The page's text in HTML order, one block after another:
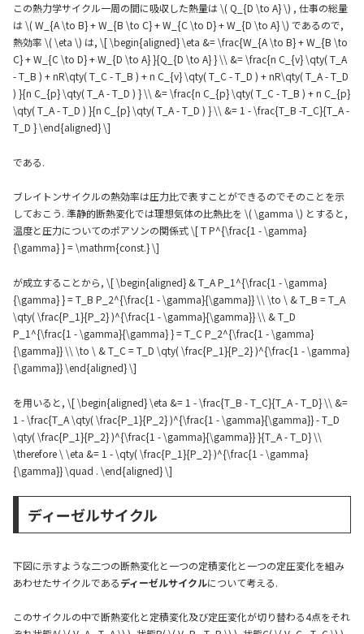
この熱力学サイクル一周の間に吸収した熱量は \( Q_{D \to A} \) , 仕事の総量
は \( W_{A \to B} + W_{B \to C} + W_{C \to D} + W_{D \to A} \) であるので,
熱効率 \( \eta \) は, \[ \begin{aligned} \eta &= \frac{W_{A \to B} + W_{B \to
C} + W_{C \to D} + W_{D \to A} }{Q_{D \to A} } \\ &= \frac{n C_{v} \qty( T_A
- T_B ) + nR\qty( T_C - T_B ) + n C_{v} \qty( T_C - T_D ) + nR\qty( T_A - T_D
) }{n C_{p} \qty( T_A - T_D ) } \\ &= \frac{n C_{p} \qty( T_C - T_B ) + n C_{p}
\qty( T_A - T_D ) }{n C_{p} \qty( T_A - T_D ) } \\ &= 1 - \frac{T_B -T_C}{T_A -
T_D } \end{aligned} \]
である.
ブレイトンサイクルの熱効率は圧力比で表すことができるのでそのことを示
しておこう. 準静的断熱変化では理想気体の比熱比を \( \gamma \) とすると,
温度と圧力についてのポアソンの関係式 \[ T P^{\frac{1 - \gamma}
{\gamma} } = \mathrm{const.} \]
が成立することから, \[ \begin{aligned} & T_A P_1^{\frac{1 - \gamma}
{\gamma} } = T_B P_2^{\frac{1 - \gamma}{\gamma}} \\ \to \ & T_B = T_A
\qty( \frac{P_1}{P_2} )^{\frac{1 - \gamma}{\gamma}} \\ & T_D
P_1^{\frac{1 - \gamma}{\gamma} } = T_C P_2^{\frac{1 - \gamma}
{\gamma}} \\ \to \ & T_C = T_D \qty( \frac{P_1}{P_2} )^{\frac{1 - \gamma}
{\gamma}} \end{aligned} \]
を用いると, \[ \begin{aligned} \eta &= 1 - \frac{T_B - T_C}{T_A - T_D} \\ &=
1 - \frac{T_A \qty( \frac{P_1}{P_2} )^{\frac{1 - \gamma}{\gamma}} - T_D
\qty( \frac{P_1}{P_2} )^{\frac{1 - \gamma}{\gamma}} }{T_A - T_D} \\
\therefore \ \eta &= 1 - \qty( \frac{P_1}{P_2} )^{\frac{1 - \gamma}
{\gamma}} \quad . \end{aligned} \]
ディーゼルサイクル
下図に示すような二つの断熱変化と一つの定積変化と一つの定圧変化を組み
あわせたサイクルであるディーゼルサイクルについて考える.
このサイクルの中で断熱変化と定積変化及び定圧変化が切り替わる4点をそれ